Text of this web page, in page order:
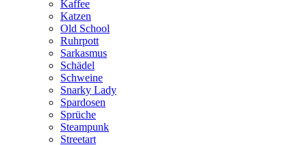
Kaffee
Katzen
Old School
Ruhrpott
Sarkasmus
Schädel
Schweine
Snarky Lady
Spardosen
Sprüche
Steampunk
Streetart